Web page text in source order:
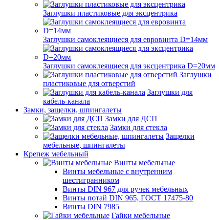
Заглушки пластиковые для эксцентрика
Заглушки самоклеящиеся для евровинта D=14мм
Заглушки самоклеящиеся для эксцентрика D=20мм
Заглушки
пластиковые для отверстий
Заглушки для
кабель-канала
Замки, защелки, шпингалеты
Замки для ДСП
Замки для стекла
Защелки
мебельные, шпингалеты
Крепеж мебельный
Винты мебельные
Винты мебельные с внутренним
шестигранником
Винты DIN 967 для ручек мебельных
Винты потай DIN 965, ГОСТ 17475-80
Винты DIN 7985
Гайки мебельные